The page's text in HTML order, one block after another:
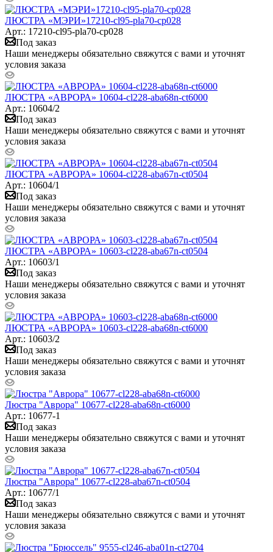
ЛЮСТРА «МЭРИ»17210-cl95-pla70-cp028
Арт.: 17210-cl95-pla70-cp028
Под заказ
Наши менеджеры обязательно свяжутся с вами и уточнят
условия заказа
ЛЮСТРА «АВРОРА» 10604-cl228-aba68n-ct6000
Арт.: 10604/2
Под заказ
Наши менеджеры обязательно свяжутся с вами и уточнят
условия заказа
ЛЮСТРА «АВРОРА» 10604-cl228-aba67n-ct0504
Арт.: 10604/1
Под заказ
Наши менеджеры обязательно свяжутся с вами и уточнят
условия заказа
ЛЮСТРА «АВРОРА» 10603-cl228-aba67n-ct0504
Арт.: 10603/1
Под заказ
Наши менеджеры обязательно свяжутся с вами и уточнят
условия заказа
ЛЮСТРА «АВРОРА» 10603-cl228-aba68n-ct6000
Арт.: 10603/2
Под заказ
Наши менеджеры обязательно свяжутся с вами и уточнят
условия заказа
Люстра "Аврора" 10677-cl228-aba68n-ct6000
Арт.: 10677-1
Под заказ
Наши менеджеры обязательно свяжутся с вами и уточнят
условия заказа
Люстра "Аврора" 10677-cl228-aba67n-ct0504
Арт.: 10677/1
Под заказ
Наши менеджеры обязательно свяжутся с вами и уточнят
условия заказа